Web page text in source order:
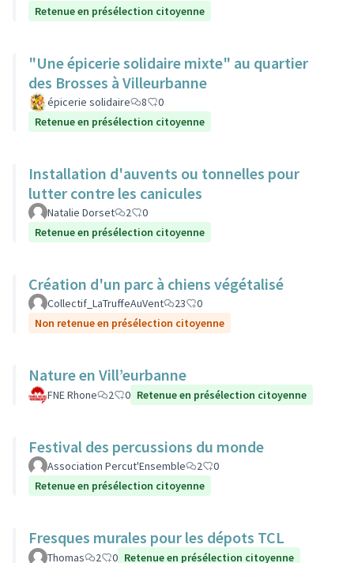
Retenue en présélection citoyenne
"Une épicerie solidaire mixte" au quartier
des Brosses à Villeurbanne
épicerie solidaire 8
0
Retenue en présélection citoyenne
Installation d'auvents ou tonnelles pour
lutter contre les canicules
Natalie Dorset 2
0
Retenue en présélection citoyenne
Création d'un parc à chiens végétalisé
Collectif_LaTruffeAuVent 23
0
Non retenue en présélection citoyenne
Nature en Vill’eurbanne
FNE Rhone 2 0 Retenue en présélection citoyenne
Festival des percussions du monde
Association Percut'Ensemble 2
0
Retenue en présélection citoyenne
Fresques murales pour les dépots TCL
Thomas 2 0 Retenue en présélection citoyenne